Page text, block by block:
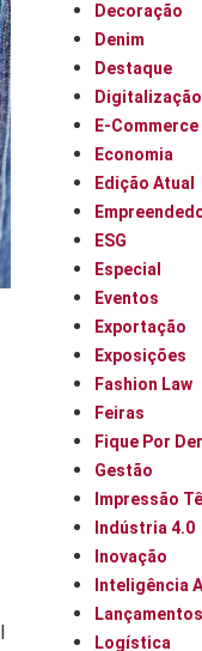
Decoração
Denim
Destaque
Digitalização
E-Commerce
Economia
Edição Atual
ESG
Especial
Eventos
Exportação
Exposições
Fashion Law
Feiras
Fique Por
Gestão
Impressão
Indústria 4.0
Inovação
Inteligência
Lançamentos
Logística